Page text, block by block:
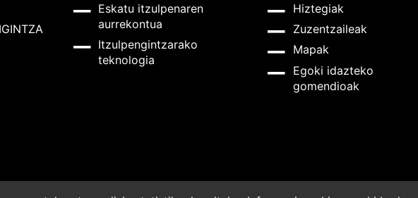
Eskatu itzulpenaren
aurrekontua
Itzulpengintzarako
teknologia
Hiztegiak
Zuzentzaileak
Mapak
Egoki idazteko
gomendioak